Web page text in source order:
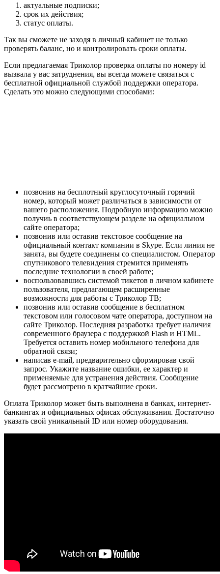
актуальные подписки;
срок их действия;
статус оплаты.
Так вы сможете не заходя в личный кабинет не только
проверять баланс, но и контролировать сроки оплаты.
Если предлагаемая Триколор проверка оплаты по номеру id
вызвала у вас затруднения, вы всегда можете связаться с
бесплатной официальной службой поддержки оператора.
Сделать это можно следующими способами:
позвонив на бесплотный круглосуточный горячий
номер, который может различаться в зависимости от
вашего расположения. Подробную информацию можно
получиь в соответствующем разделе на официальном
сайте оператора;
позвонив или оставив текстовое сообщение на
официальный контакт компании в Skype. Если линия не
занята, вы будете соединены со специалистом. Оператор
спутникового телевидения стремится применять
последние технологии в своей работе;
воспользовавшись системой тикетов в личном кабинете
пользователя, предлагающем расширенные
возможности для работы с Триколор ТВ;
позвонив или оставив сообщение в бесплатном
текстовом или голосовом чате оператора, доступном на
сайте Триколор. Последняя разработка требует наличия
современного браузера с поддержкой Flash и HTML.
Требуется оставить номер мобильного телефона для
обратной связи;
написав e-mail, предварительно сформировав свой
запрос. Укажите название ошибки, ее характер и
применяемые для устранения действия. Сообщение
будет рассмотрено в кратчайшие сроки.
Оплата Триколор может быть выполнена в банках, интернет-
банкингах и официальных офисах обслуживания. Достаточно
указать свой уникальный ID или номер оборудования.